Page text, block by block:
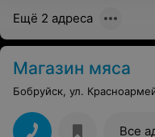
Ещё 2 адреса
Магазин мяса
Бобруйск, ул.
Все